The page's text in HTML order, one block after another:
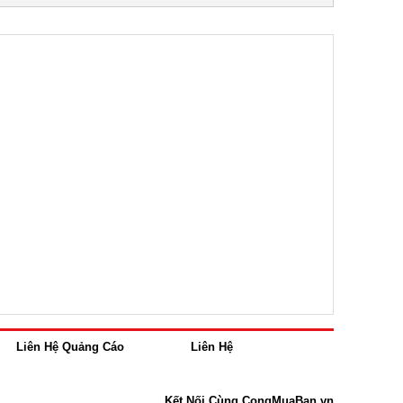
Liên Hệ Quảng Cáo
Liên Hệ